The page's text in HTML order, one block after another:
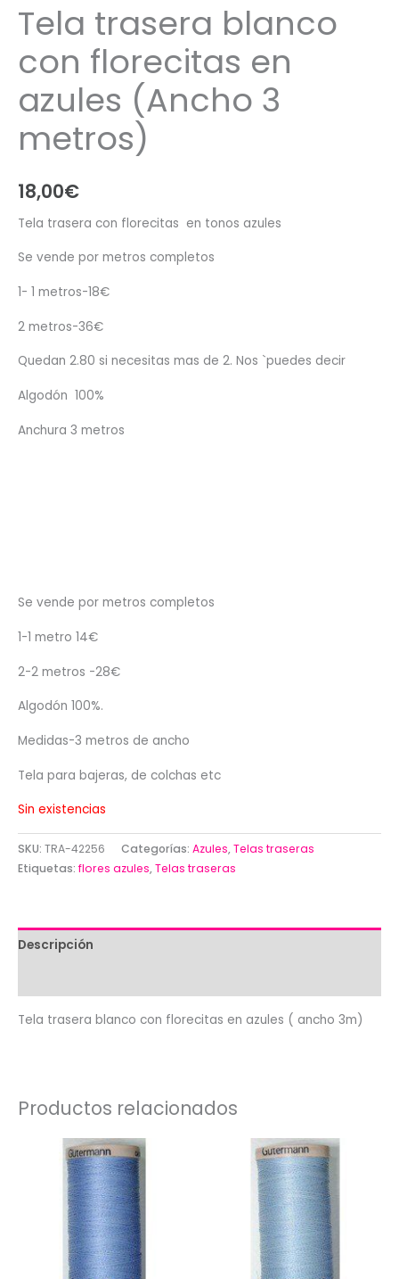
Tela trasera blanco
con florecitas en
azules (Ancho 3
metros)
18,00€
Tela trasera con florecitas en tonos azules
Se vende por metros completos
1- 1 metros-18€
2 metros-36€
Quedan 2.80 si necesitas mas de 2. Nos `puedes decir
Algodón 100%
Anchura 3 metros
Se vende por metros completos
1-1 metro 14€
2-2 metros -28€
Algodón 100%.
Medidas-3 metros de ancho
Tela para bajeras, de colchas etc
Sin existencias
SKU: TRA-42256 Categorías: Azules,Telas traseras
Etiquetas: flores azules,Telas traseras
Descripción
Tela trasera blanco con florecitas en azules ( ancho 3m)
Productos relacionados